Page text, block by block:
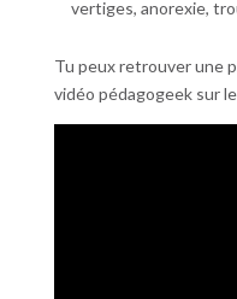
vertiges, anorexie,
Tu peux retrouver une
vidéo pédagogeek sur